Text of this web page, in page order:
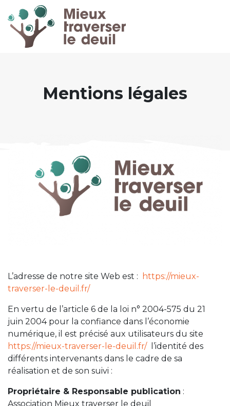
Mentions légales
L’adresse de notre site Web est :
https://mieux-
traverser-le-deuil.fr/
En vertu de l’article 6 de la loi n° 2004-575 du 21
juin 2004 pour la confiance dans l’économie
numérique, il est précisé aux utilisateurs du site
https://mieux-traverser-le-deuil.fr/l’identité des
différents intervenants dans le cadre de sa
réalisation et de son suivi :
Propriétaire & Responsable publication :
Association Mieux traverser le deuil